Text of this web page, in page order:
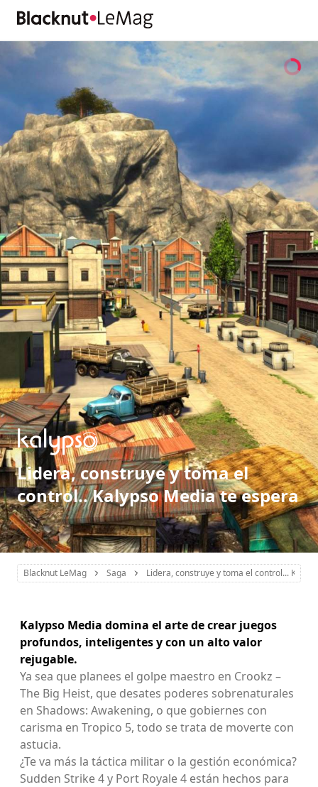
Lidera, construye y toma el
control.. Kalypso Media te espera
Blacknut LeMag Saga Lidera, construye y toma el control...
Kalypso Media domina el arte de crear juegos
profundos, inteligentes y con un alto valor
rejugable.
Ya sea que planees el golpe maestro en Crookz –
The Big Heist, que desates poderes sobrenaturales
en Shadows: Awakening, o que gobiernes con
carisma en Tropico 5, todo se trata de moverte con
astucia.
¿Te va más la táctica militar o la gestión económica?
Sudden Strike 4 y Port Royale 4 están hechos para